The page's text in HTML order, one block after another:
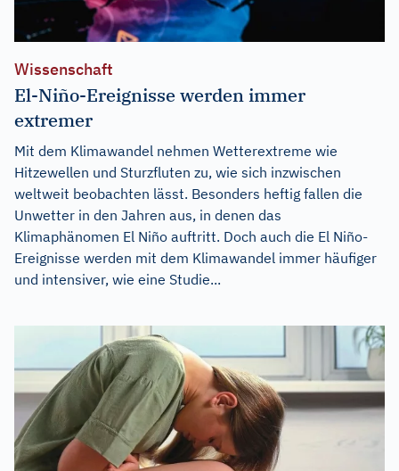
Wissenschaft
El-Niño-Ereignisse werden immer
extremer
Mit dem Klimawandel nehmen Wetterextreme wie
Hitzewellen und Sturzfluten zu, wie sich inzwischen
weltweit beobachten lässt. Besonders heftig fallen die
Unwetter in den Jahren aus, in denen das
Klimaphänomen El Niño auftritt. Doch auch die El Niño-
Ereignisse werden mit dem Klimawandel immer häufiger
und intensiver, wie eine Studie...